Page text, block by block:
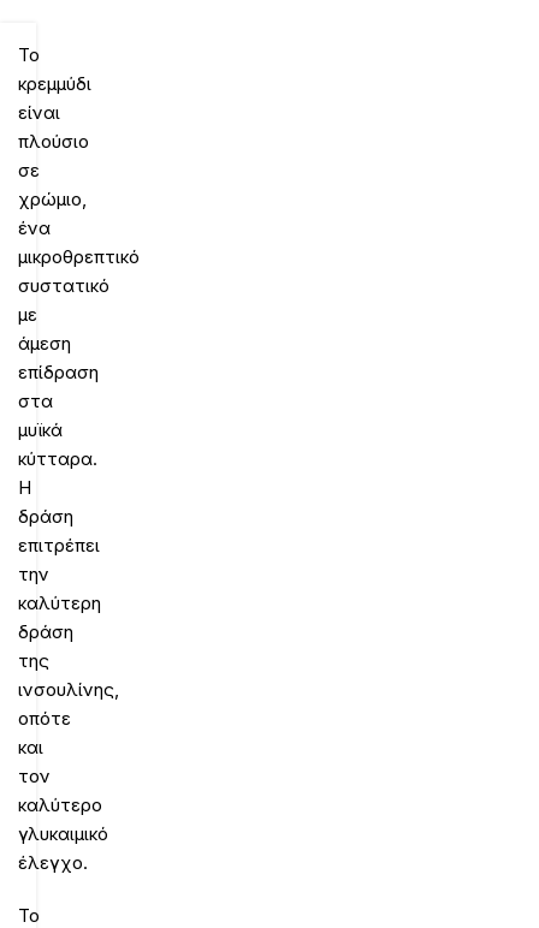
Το
κρεμμύδι
είναι
πλούσιο
σε
χρώμιο,
ένα
μικροθρεπτικό
συστατικό
με
άμεση
επίδραση
στα
μυϊκά
κύτταρα.
Η
δράση
επιτρέπει
την
καλύτερη
δράση
της
ινσουλίνης,
οπότε
και
τον
καλύτερο
γλυκαιμικό
έλεγχο.
Το